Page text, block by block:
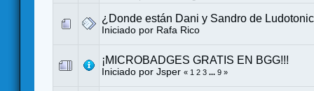
¿Donde están Dani y Sandro de
Iniciado por Rafa Rico
¡MICROBADGES GRATIS EN BGG!!!
Iniciado por Jsper « 1 2 3 ... 9 »